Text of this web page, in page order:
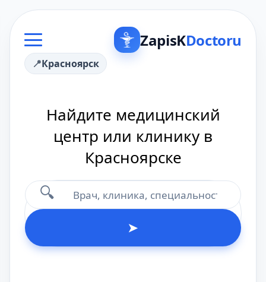
ZapisKDoctoru
Красноярск
Найдите медицинский
центр или клинику в
Красноярске
🔍
➤